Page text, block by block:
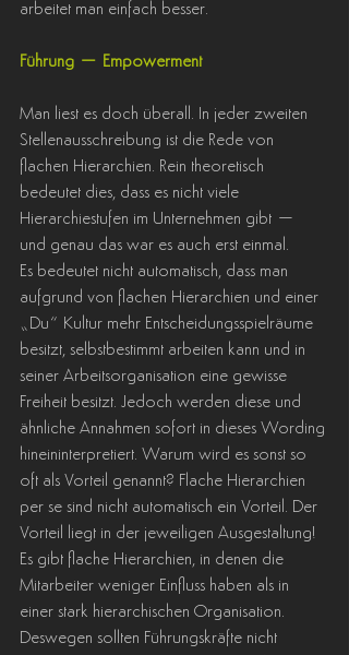
arbeitet man einfach besser.
Führung – Empowerment
Man liest es doch überall. In jeder zweiten
Stellenausschreibung ist die Rede von
flachen Hierarchien. Rein theoretisch
bedeutet dies, dass es nicht viele
Hierarchiestufen im Unternehmen gibt –
und genau das war es auch erst einmal.
Es bedeutet nicht automatisch, dass man
aufgrund von flachen Hierarchien und einer
„Du“ Kultur mehr Entscheidungsspielräume
besitzt, selbstbestimmt arbeiten kann und in
seiner Arbeitsorganisation eine gewisse
Freiheit besitzt. Jedoch werden diese und
ähnliche Annahmen sofort in dieses Wording
hineininterpretiert. Warum wird es sonst so
oft als Vorteil genannt? Flache Hierarchien
per se sind nicht automatisch ein Vorteil. Der
Vorteil liegt in der jeweiligen Ausgestaltung!
Es gibt flache Hierarchien, in denen die
Mitarbeiter weniger Einfluss haben als in
einer stark hierarchischen Organisation.
Deswegen sollten Führungskräfte nicht